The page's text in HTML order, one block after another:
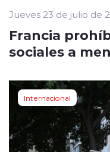
Jueves 23 de julio de
Francia
sociales a
Internacional